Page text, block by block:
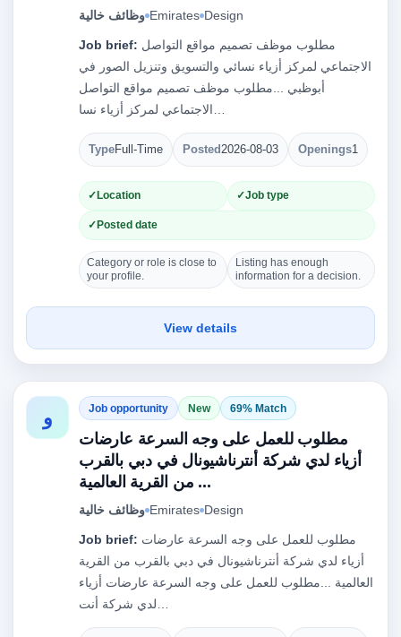
وظائف خالية Emirates Design
Job brief:
الاجتماعي لمركز أزياء نسائي والتسويق وتنزيل الصور في
أبوظبي ...مطلوب موظف تصميم مواقع التواصل
TypeFull-Time Posted2026-08-03 Openings1
Location Job type
Posted date
Category or role is close to
your profile.
Listing has enough
information for a decision.
View details
و Job opportunity New 69% Match
مطلوب للعمل على وجه السرعة عارضات
أزياء لدي شركة أنترناشيونال في دبي بالقرب
من القرية العالمية ...
وظائف خالية Emirates Design
Job brief:
أزياء لدي شركة أنترناشيونال في دبي بالقرب من القرية
العالمية ...مطلوب للعمل على وجه السرعة عارضات أزياء